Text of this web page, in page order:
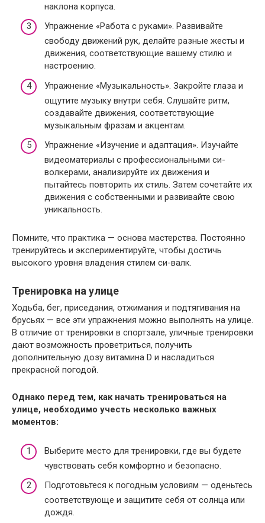
наклона корпуса.
Упражнение «Работа с руками». Развивайте
свободу движений рук, делайте разные жесты и
движения, соответствующие вашему стилю и
настроению.
Упражнение «Музыкальность». Закройте глаза и
ощутите музыку внутри себя. Слушайте ритм,
создавайте движения, соответствующие
музыкальным фразам и акцентам.
Упражнение «Изучение и адаптация». Изучайте
видеоматериалы с профессиональными си-
волкерами, анализируйте их движения и
пытайтесь повторить их стиль. Затем сочетайте их
движения с собственными и развивайте свою
уникальность.
Помните, что практика — основа мастерства. Постоянно
тренируйтесь и экспериментируйте, чтобы достичь
высокого уровня владения стилем си-валк.
Тренировка на улице
Ходьба, бег, приседания, отжимания и подтягивания на
брусьях — все эти упражнения можно выполнять на улице.
В отличие от тренировки в спортзале, уличные тренировки
дают возможность проветриться, получить
дополнительную дозу витамина D и насладиться
прекрасной погодой.
Однако перед тем, как начать тренироваться на
улице, необходимо учесть несколько важных
моментов:
Выберите место для тренировки, где вы будете
чувствовать себя комфортно и безопасно.
Подготовьтеся к погодным условиям — оденьтесь
соответствующе и защитите себя от солнца или
дождя.